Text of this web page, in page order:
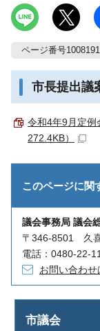
ページ番号1008191
市長提出議
令和4年9月定例
272.4KB）
このページに関
議会事務局 議会
〒346-8501 久
電話：0480-22-
お問い合わせ
市議会